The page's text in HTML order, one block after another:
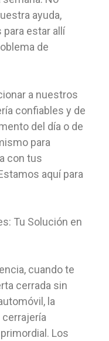
ayuda,
estar allí
de
a nuestros
confiables y de
del día o de
para
con tus
aquí para
Tu Solución en
cuando te
cerrada sin
la
Los